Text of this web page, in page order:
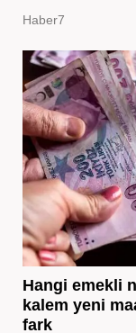
Haber7
Hangi emekli
kalem yeni
fark